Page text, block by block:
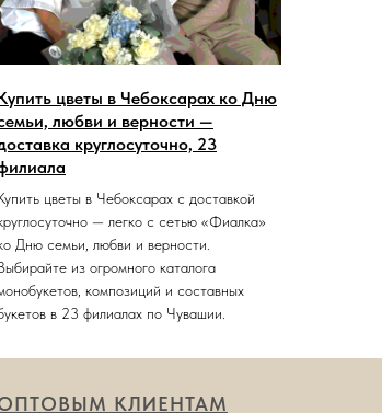
цветы в Чебоксарах ко Дню
любви и верности —
круглосуточно, 23
цветы в Чебоксарах с доставкой
— легко с сетью «Фиалка»
Дню семьи, любви и верности.
из огромного каталога
композиций и составных
в 23 филиалах по Чувашии.
КЛИЕНТАМ